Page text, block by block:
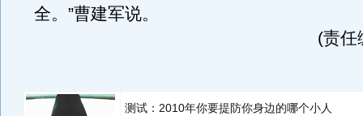
全。”曹建军说。
(责任
测试：2010年你要提防你身边的哪个小人